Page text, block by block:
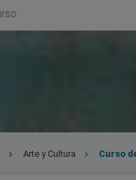
Arte y Cultura Curso